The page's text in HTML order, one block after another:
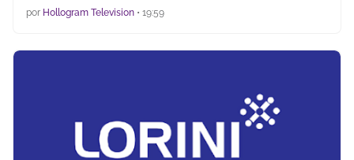
por Hollogram Television • 19:59